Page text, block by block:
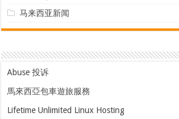
马来西亚新闻
Abuse 投诉
馬來西亞包車遊旅服務
Lifetime Unlimited Linux Hosting